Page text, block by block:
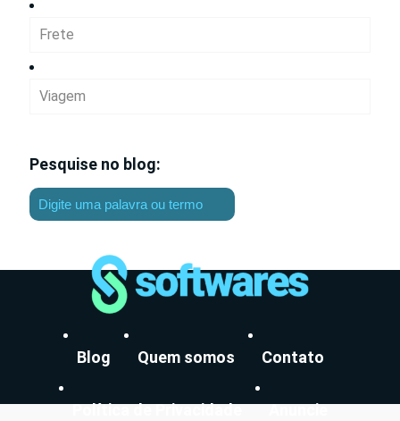
Frete
Viagem
Pesquise no blog:
Blog Quem somos Contato
Política de Privacidade Anuncie